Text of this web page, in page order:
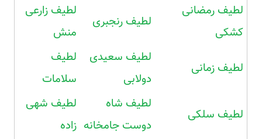
لطیف رمضانی
کشکی
لطیف رنجبری
لطیف زارعی
منش
لطیف زمانی
لطیف سعیدی
دولابی
لطیف
سلامات
لطیف سلکی
لطیف شاه
دوست جامخانه
لطیف شهی
زاده